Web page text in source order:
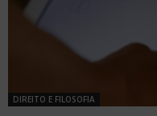
DIREITO E FILOSOFIA